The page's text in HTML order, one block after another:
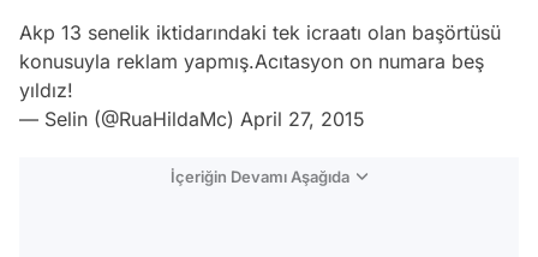
Akp 13 senelik iktidarındaki tek icraatı olan başörtüsü
konusuyla reklam yapmış.Acıtasyon on numara beş
yıldız!
— Selin (@RuaHildaMc) April 27, 2015
İçeriğin Devamı Aşağıda